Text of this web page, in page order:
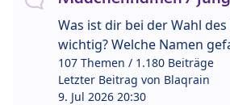
Was ist dir bei der Wahl
wichtig? Welche Namen
107 Themen / 1.180 Beiträge
Letzter Beitrag von Blaqrain
9. Jul 2026 20:30